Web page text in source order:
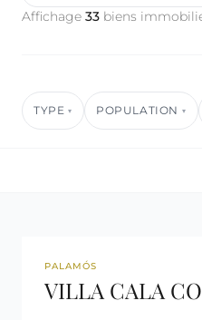
Affichage 33 biens
TYPE ▾ POPULATION ▾
REF: CM2394
PALAMÓS
VILLA CALA